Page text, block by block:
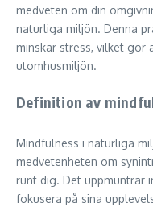
medveten om din
naturliga miljön. Denna
minskar stress, vilket gör
utomhusmiljön.
Definition av
Mindfulness i naturliga
medvetenheten om
runt dig. Det uppmuntrar
fokusera på sina